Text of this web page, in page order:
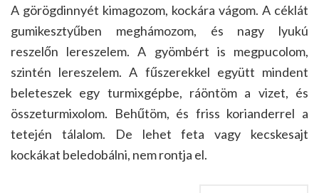
A görögdinnyét kimagozom, kockára vágom. A céklát
gumikesztyűben meghámozom, és nagy lyukú
reszelőn lereszelem. A gyömbért is megpucolom,
szintén lereszelem. A fűszerekkel együtt mindent
beleteszek egy turmixgépbe, ráöntöm a vizet, és
összeturmixolom. Behűtöm, és friss korianderrel a
tetején tálalom. De lehet feta vagy kecskesajt
kockákat beledobálni, nem rontja el.